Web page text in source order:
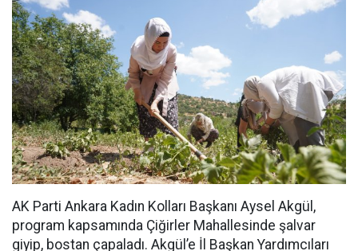
AK Parti Ankara Kadın Kolları Başkanı Aysel Akgül,
program kapsamında Çiğirler Mahallesinde şalvar
giyip, bostan çapaladı. Akgül’e İl Başkan Yardımcıları